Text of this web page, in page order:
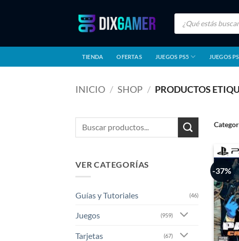
Búsqueda
productos
TIENDA OFERTAS JUEGOS PS5 JUEGOS
INICIO / SHOP / PRODUCTOS
Buscar
por:
VER CATEGORÍAS
Guías y Tutoriales (46)
Juegos (959)
Tarjetas (67)
-37%